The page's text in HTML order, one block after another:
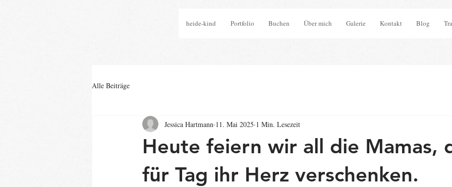
heide-kind Portfolio Buchen Über mich Galerie Kontakt Blog
Alle Beiträge
Heute feiern wir all die Mamas,
für Tag ihr Herz verschenken.
Jessica Hartmann 11. Mai 2025 1 Min. Lesezeit